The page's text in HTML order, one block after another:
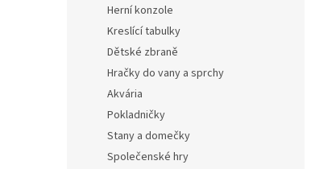
Herní konzole
Kreslící tabulky
Dětské zbraně
Hračky do vany a sprchy
Akvária
Pokladničky
Stany a domečky
Společenské hry